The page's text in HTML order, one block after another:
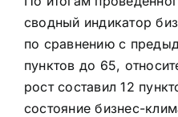
сводный индикатор
по сравнению с
пунктов до 65,
рост составил 12
состояние бизнес-